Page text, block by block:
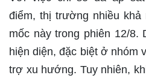
điểm, thị trường nhiều
mốc này trong phiên 12/8.
hiện diện, đặc biệt ở nhóm
trợ xu hướng. Tuy nhiên,